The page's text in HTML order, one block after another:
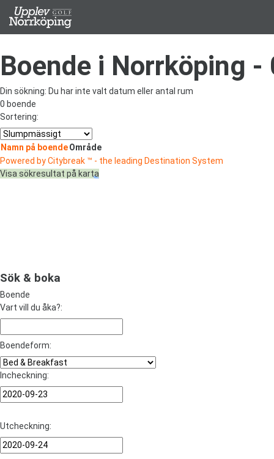
Boende i Norrköping -
Din sökning: Du har inte valt datum eller antal rum
0 boende
Sortering:
Namn på boendeOmråde
Powered by Citybreak ™ - the leading Destination System
Visa sökresultat på karta
Sök & boka
Boende
Vart vill du åka?:
Boendeform:
Incheckning:
Utcheckning: